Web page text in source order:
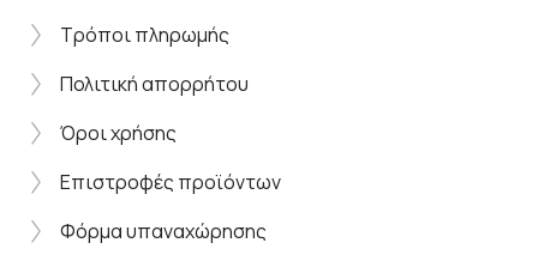
Τρόποι πληρωμής
Πολιτική απορρήτου
Όροι χρήσης
Επιστροφές προϊόντων
Φόρμα υπαναχώρησης